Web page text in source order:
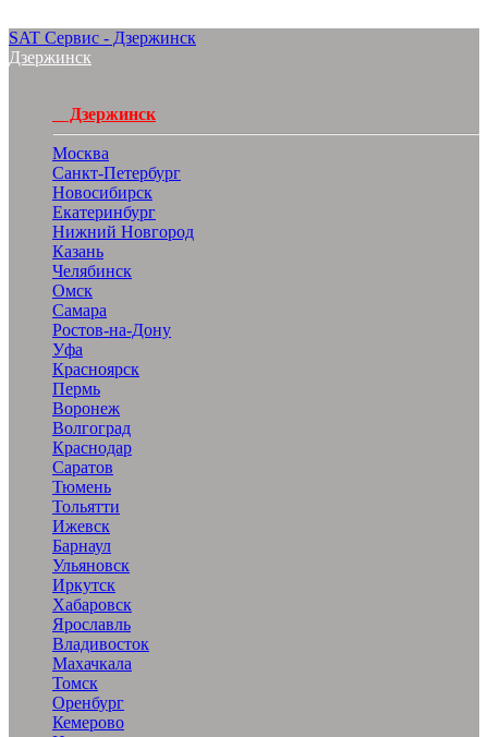
SAT Сервис - Дзержинск
Дзержинск
Дзержинск
Москва
Санкт-Петербург
Новосибирск
Екатеринбург
Нижний Новгород
Казань
Челябинск
Омск
Самара
Ростов-на-Дону
Уфа
Красноярск
Пермь
Воронеж
Волгоград
Краснодар
Саратов
Тюмень
Тольятти
Ижевск
Барнаул
Ульяновск
Иркутск
Хабаровск
Ярославль
Владивосток
Махачкала
Томск
Оренбург
Кемерово